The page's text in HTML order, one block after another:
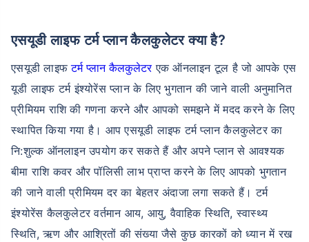
एसयूडी लाइफ टर्म प्लान कैलकुलेटर क्या है?
एसयूडी लाइफटर्म प्लान कैलकुलेटरएक ऑनलाइन टूल है जो आपके एस
यूडी लाइफ टर्म इंश्योरेंस प्लान के लिए भुगतान की जाने वाली अनुमानित
प्रीमियम राशि की गणना करने और आपको समझने में मदद करने के लिए
स्थापित किया गया है। आप एसयूडी लाइफ टर्म प्लान कैलकुलेटर का
नि:शुल्क ऑनलाइन उपयोग कर सकते हैं और अपने प्लान से आवश्यक
बीमा राशि कवर और पॉलिसी लाभ प्राप्त करने के लिए आपको भुगतान
की जाने वाली प्रीमियम दर का बेहतर अंदाजा लगा सकते हैं। टर्म
इंश्योरेंस कैलकुलेटर वर्तमान आय, आयु, वैवाहिक स्थिति, स्वास्थ्य
स्थिति, ऋण और आश्रितों की संख्या जैसे कुछ कारकों को ध्यान में रख